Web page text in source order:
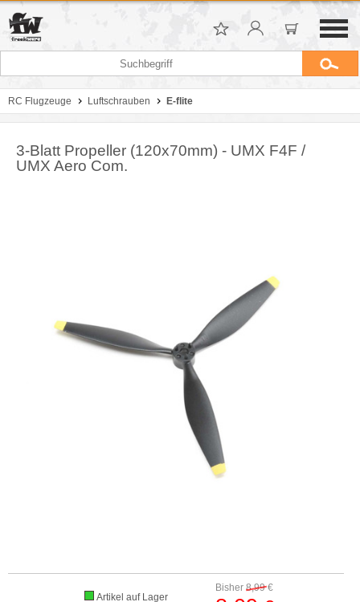
RC Flugzeuge Luftschrauben E-flite
3-Blatt Propeller (120x70mm) - UMX F4F /
UMX Aero Com.
Bisher 8,99€
Artikel auf Lager